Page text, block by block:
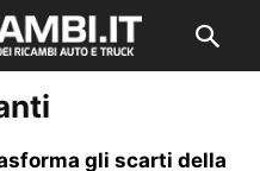
gli scarti della